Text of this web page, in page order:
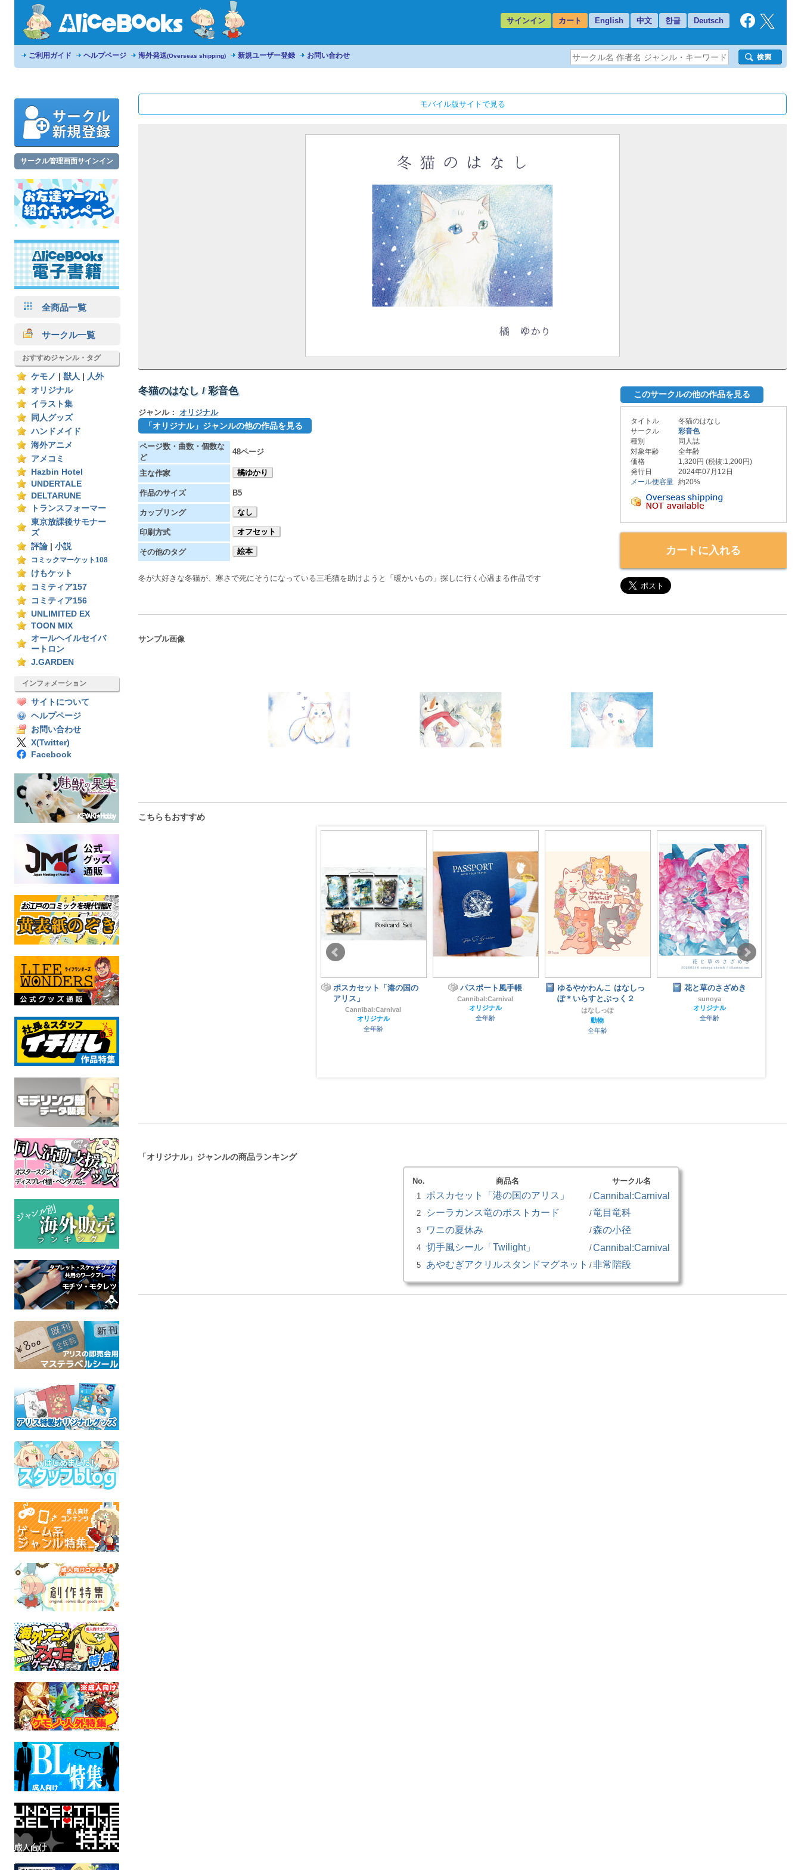
サインイン カート English 中文 한글 Deutsch
ご利用ガイド ヘルプページ 海外発送(Overseas shipping) 新規ユーザー登録 お問い合わせ
サークル管理画面サインイン
全商品一覧
サークル一覧
おすすめジャンル・タグ
ケモノ 獣人
人外
オリジナル
イラスト集
同人グッズ
ハンドメイド
海外アニメ
アメコミ
Hazbin Hotel
UNDERTALE
DELTARUNE
トランスフォーマー
東京放課後サモナー
ズ
評論
小説
コミックマーケット108
けもケット
コミティア157
コミティア156
UNLIMITED EX
TOON MIX
オールヘイルセイバ
ートロン
J.GARDEN
インフォメーション
サイトについて
ヘルプページ
お問い合わせ
X(Twitter)
Facebook
モバイル版サイトで見る
冬猫のはなし / 彩音色
ジャンル： オリジナル
「オリジナル」ジャンルの他の作品を見る
ページ数・曲数・個数な
ど
48ページ
主な作家 橘ゆかり
作品のサイズ B5
カップリング なし
印刷方式 オフセット
その他のタグ 絵本
冬が大好きな冬猫が、寒さで死にそうになっている三毛猫を助けようと「暖かいもの」探しに行く心温まる作品です
このサークルの他の作品を見る
タイトル
冬猫のはなし
サークル
彩音色
種別
同人誌
対象年齢
全年齢
価格
1,320円 (税抜:1,200円)
発行日
2024年07月12日
メール便容量 約20%
カートに入れる
サンプル画像
こちらもおすすめ
動アートドール F.O.N
ケモノ
全年齢
型抜きメッセージカード5
枚セット【2】
パスポート風手帳
Cannibal:Carnival
オリジナル
全年齢
ゆるやかわんこ はなしっ
ぽ＊いらすとぶっく２
はなしっぽ
動物
花と草のさざめき
sunoya
オリジナル
全年齢
あしあと
今日のできごと
オリジナル
全年齢
「オリジナル」ジャンルの商品ランキング
No. 商品名
サークル名
1
ポスカセット「港の国のアリス」 /Cannibal:Carnival
2 シーラカンス竜のポストカード /竜目竜科
3 ワニの夏休み /森の小径
4 切手風シール「Twilight」 /Cannibal:Carnival
5 あやむぎアクリルスタンドマグネット /非常階段